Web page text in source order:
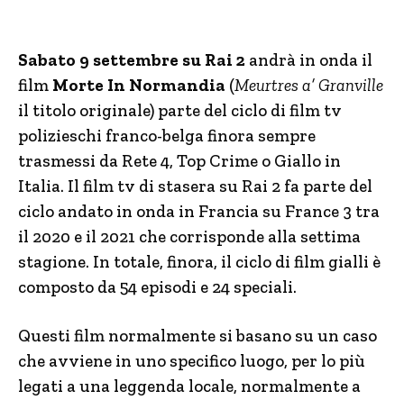
Sabato 9 settembre su Rai 2 andrà in onda il
film Morte In Normandia (Meurtres a’ Granville
il titolo originale) parte del ciclo di film tv
polizieschi franco-belga finora sempre
trasmessi da Rete 4, Top Crime o Giallo in
Italia. Il film tv di stasera su Rai 2 fa parte del
ciclo andato in onda in Francia su France 3 tra
il 2020 e il 2021 che corrisponde alla settima
stagione. In totale, finora, il ciclo di film gialli è
composto da 54 episodi e 24 speciali.
Questi film normalmente si basano su un caso
che avviene in uno specifico luogo, per lo più
legati a una leggenda locale, normalmente a